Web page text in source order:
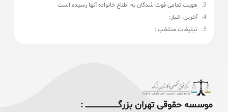
هویت تمامی فوت شدگان به اطلاع خانواده آنها رسیده است
آخرین اخبار:
تبلیغات منتخب :
موسسه حقوقی تهران بزرگــــــــــــــــــــــــــــــــ :